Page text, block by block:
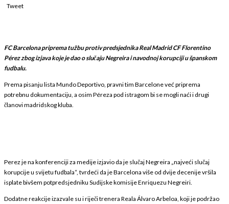
Tweet
FC Barcelona priprema tužbu protiv predsjednika Real Madrid CF Florentino
Pérez zbog izjava koje je dao o slučaju Negreira i navodnoj korupciji u španskom
fudbalu.
Prema pisanju lista Mundo Deportivo, pravni tim Barcelone već priprema
potrebnu dokumentaciju, a osim Péreza pod istragom bi se mogli naći i drugi
članovi madridskog kluba.
Perez je na konferenciji za medije izjavio da je slučaj Negreira „najveći slučaj
korupcije u svijetu fudbala“, tvrdeći da je Barcelona više od dvije decenije vršila
isplate bivšem potpredsjedniku Sudijske komisije Enriquezu Negreiri.
Dodatne reakcije izazvale su i riječi trenera Reala Álvaro Arbeloa, koji je podržao